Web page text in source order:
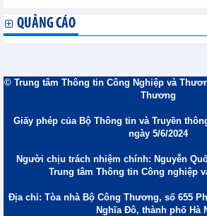
QUẢNG CÁO
© Trung tâm Thông tin Công Nghiệp và
Thương
Giấy phép của Bộ Thông tin và Truyền
ngày 5/6/2024
Người chịu trách nhiệm chính: Nguyễn
Trung tâm Thông tin Công nghiệp
Địa chỉ: Tòa nhà Bộ Công Thương, số 655
Nghĩa Đô, thành phố Hà